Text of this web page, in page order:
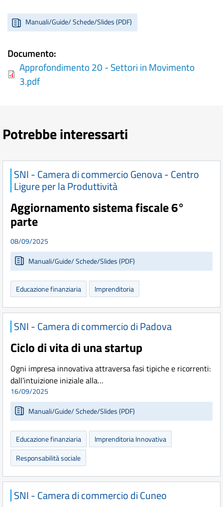
Manuali/Guide/ Schede/Slides (PDF)
Documento
Approfondimento 20 - Settori in Movimento
3.pdf
Potrebbe interessarti
SNI - Camera di commercio Genova - Centro
Ligure per la Produttività
Aggiornamento sistema fiscale 6°
parte
08/09/2025
Manuali/Guide/ Schede/Slides (PDF)
Educazione finanziaria Imprenditoria
SNI - Camera di commercio di Padova
Ciclo di vita di una startup
Ogni impresa innovativa attraversa fasi tipiche e ricorrenti:
dall’intuizione iniziale alla…
16/09/2025
Manuali/Guide/ Schede/Slides (PDF)
Educazione finanziaria
Imprenditoria Innovativa
Responsabilità sociale
SNI - Camera di commercio di Cuneo